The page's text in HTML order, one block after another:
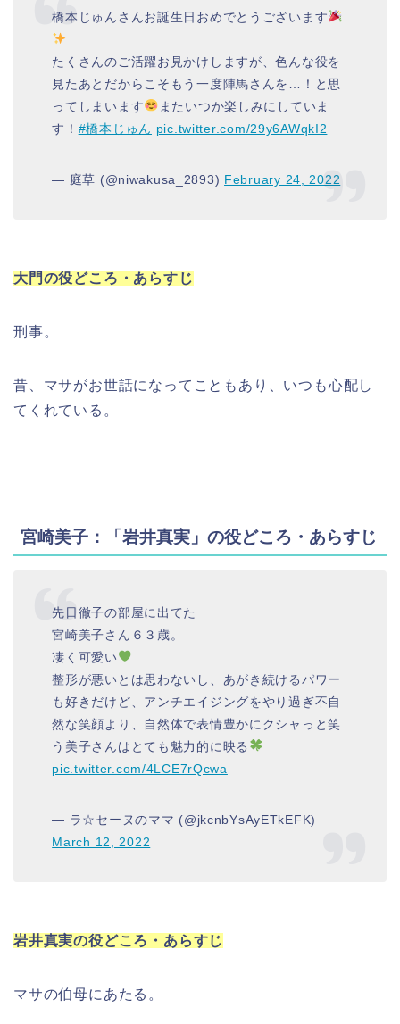
橋本じゅんさんお誕生日おめでとうございます
たくさんのご活躍お見かけしますが、色んな役を
見たあとだからこそもう一度陣馬さんを…！と思
ってしまいます
またいつか楽しみにしていま
す！ #橋本じゅん pic.twitter.com/29y6AWqkI2
— 庭草 (@niwakusa_2893) February 24, 2022
大門の役どころ・あらすじ
刑事。
昔、マサがお世話になってこともあり、いつも心配し
てくれている。
宮崎美子：「岩井真実」の役どころ・あらすじ
先日徹子の部屋に出てた
宮崎美子さん６３歳。
凄く可愛い
整形が悪いとは思わないし、あがき続けるパワー
も好きだけど、アンチエイジングをやり過ぎ不自
然な笑顔より、自然体で表情豊かにクシャっと笑
う美子さんはとても魅力的に映る
pic.twitter.com/4LCE7rQcwa
— ラ☆セーヌのママ (@jkcnbYsAyETkEFK)
March 12, 2022
岩井真実の役どころ・あらすじ
マサの伯母にあたる。